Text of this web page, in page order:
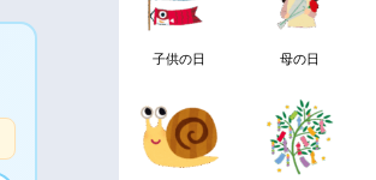
子供の日 母の日